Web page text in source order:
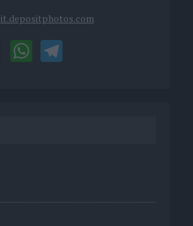
it.depositphotos.com